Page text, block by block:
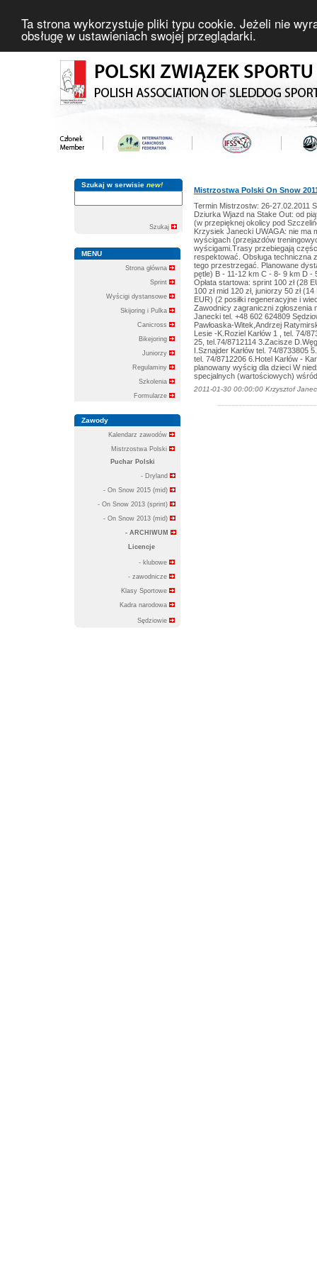
Ta strona wykorzystuje pliki typu cookie. Jeżeli nie
obsługę w ustawieniach swojej przeglądarki.
Szukaj w serwisie new!
Szukaj
MENU
Strona główna
Sprint
Wyścigi dystansowe
Skijoring i Pulka
Canicross
Bikejoring
Juniorzy
Regulaminy
Szkolenia
Formularze
Zawody
Kalendarz zawodów
Mistrzostwa Polski
Puchar Polski
- Dryland
- On Snow 2015 (mid)
- On Snow 2013 (sprint)
- On Snow 2013 (mid)
- ARCHIWUM
Licencje
- klubowe
- zawodnicze
Klasy Sportowe
Kadra narodowa
Sędziowie
Mistrzostwa Polski On Snow
Termin Mistrzostw: 26-27.02.2011
Dziurka Wjazd na Stake Out: od
(w przepięknej okolicy pod
Krzysiek Janecki UWAGA: nie ma
wyścigach (przejazdów
wyścigami.Trasy przebiegają
respektować. Obsługa techniczna
tego przestrzegać. Planowane
pętle) B - 11-12 km C - 8- 9 km D -
Opłata startowa: sprint 100 zł (28
100 zł mid 120 zł, juniorzy 50 zł
EUR) (2 posiłki regeneracyjne i
Zawodnicy zagraniczni
Janecki tel. +48 602 624809
Pawłoaska-Witek,Andrzej
Lesie -K.Roziel Karłów 1 , tel. 74/
25, tel.74/8712114 3.Zacisze
I.Sznajder Karłów tel. 74/8733805
tel. 74/8712206 6.Hotel Karłów -
planowany wyścig dla dzieci W
specjalnych (wartościowych)
2011-01-30 00:00:00 Krzysztof